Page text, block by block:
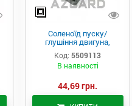
Соленоїд пуску/
глушіння двигуна,
актуатор (550-9113)
Код: 5509113
В наявності
44,69 грн.